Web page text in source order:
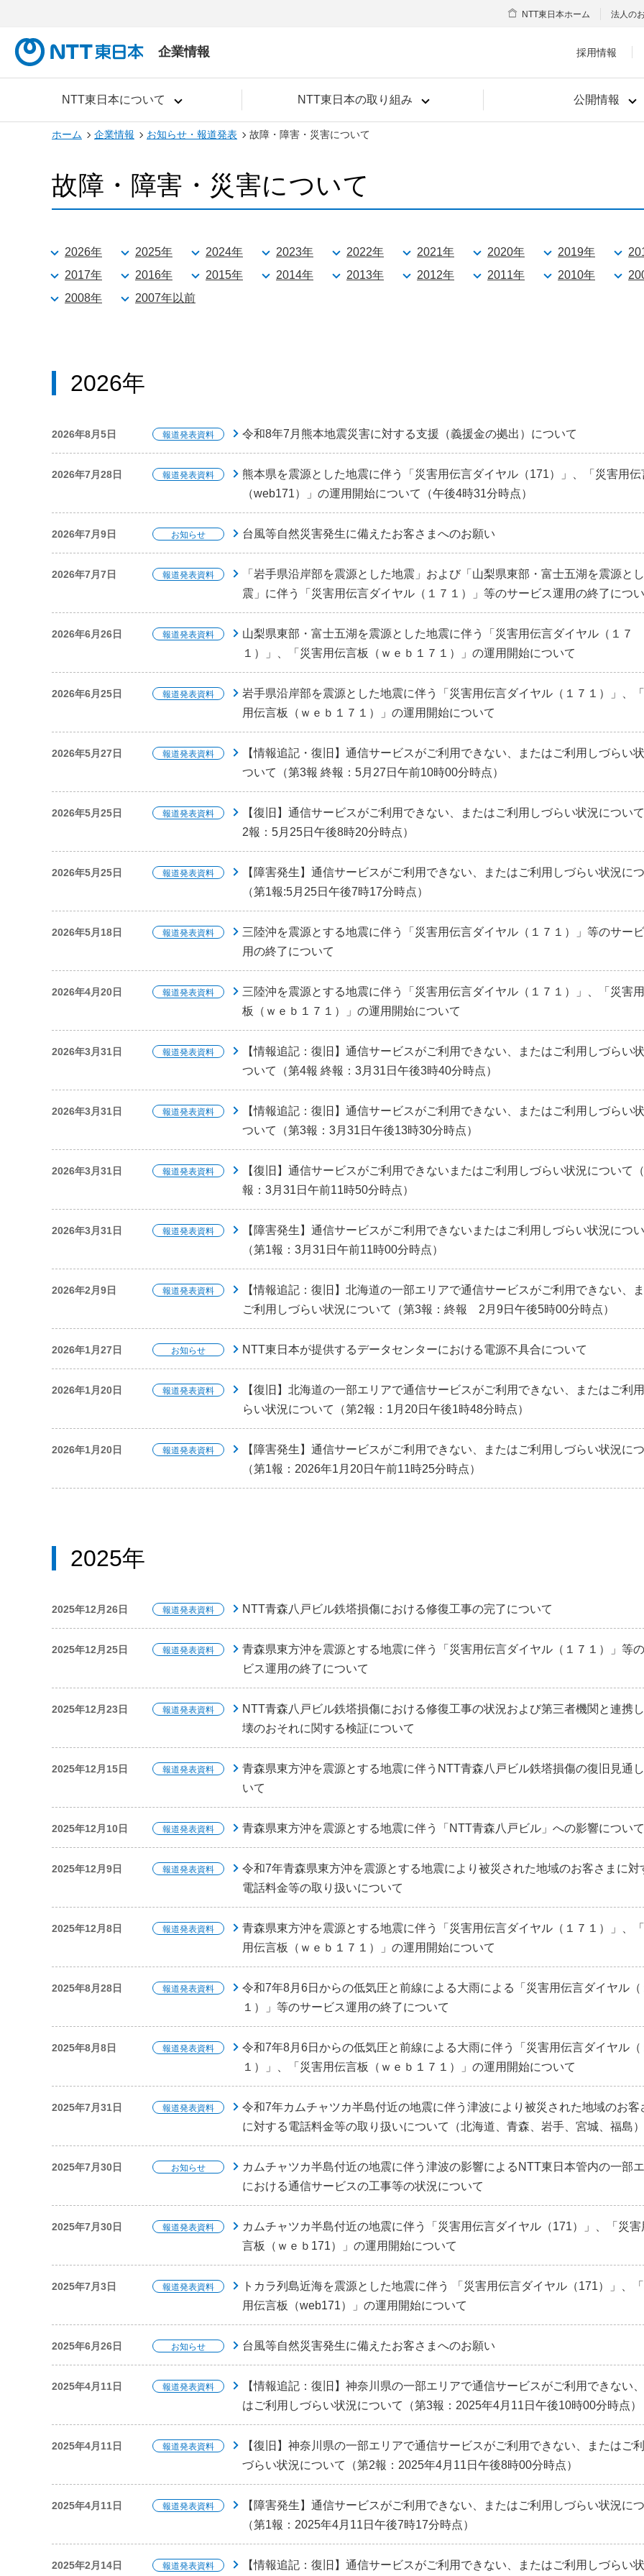
企業情報
NTT東日本について NTT東日本の取り組み 公開情報
NTT東日本ホーム 法人の
採用情報
ホーム 企業情報 お知らせ・報道発表 故障・障害・災害について
故障・障害・災害について
2026年 2025年 2024年 2023年 2022年 2021年 2020年 2019年
2017年
2016年 2015年 2014年 2013年 2012年 2011年 2010年
2008年
2007年以前
2026年
2026年8月5日 報道発表資料 令和8年7月熊本地震災害に対する支援（義援金の拠出）について
2026年7月28日 報道発表資料
熊本県を震源とした地震に伴う「災害用伝言ダイヤル（171）」、「災害用伝
（web171）」の運用開始について（午後4時31分時点）
2026年7月9日 お知らせ 台風等自然災害発生に備えたお客さまへのお願い
2026年7月7日 報道発表資料
「岩手県沿岸部を震源とした地震」および「山梨県東部・富士五湖を震源と
震」に伴う「災害用伝言ダイヤル（１７１）」等のサービス運用の終了につ
2026年6月26日 報道発表資料
山梨県東部・富士五湖を震源とした地震に伴う「災害用伝言ダイヤル（１７
１）」、「災害用伝言板（ｗｅｂ１７１）」の運用開始について
2026年6月25日 報道発表資料
岩手県沿岸部を震源とした地震に伴う「災害用伝言ダイヤル（１７１）」、
用伝言板（ｗｅｂ１７１）」の運用開始について
2026年5月27日 報道発表資料
【情報追記・復旧】通信サービスがご利用できない、またはご利用しづらい
ついて（第3報 終報：5月27日午前10時00分時点）
2026年5月25日 報道発表資料
【復旧】通信サービスがご利用できない、またはご利用しづらい状況につい
2報：5月25日午後8時20分時点）
2026年5月25日 報道発表資料
【障害発生】通信サービスがご利用できない、またはご利用しづらい状況に
（第1報:5月25日午後7時17分時点）
2026年5月18日 報道発表資料
三陸沖を震源とする地震に伴う「災害用伝言ダイヤル（１７１）」等のサー
用の終了について
2026年4月20日 報道発表資料
三陸沖を震源とする地震に伴う「災害用伝言ダイヤル（１７１）」、「災害
板（ｗｅｂ１７１）」の運用開始について
2026年3月31日 報道発表資料
【情報追記：復旧】通信サービスがご利用できない、またはご利用しづらい
ついて（第4報 終報：3月31日午後3時40分時点）
2026年3月31日 報道発表資料
【情報追記：復旧】通信サービスがご利用できない、またはご利用しづらい
ついて（第3報：3月31日午後13時30分時点）
2026年3月31日 報道発表資料
【復旧】通信サービスがご利用できないまたはご利用しづらい状況について
報：3月31日午前11時50分時点）
2026年3月31日 報道発表資料
【障害発生】通信サービスがご利用できないまたはご利用しづらい状況につ
（第1報：3月31日午前11時00分時点）
2026年2月9日 報道発表資料
【情報追記：復旧】北海道の一部エリアで通信サービスがご利用できない、
ご利用しづらい状況について（第3報：終報 2月9日午後5時00分時点）
2026年1月27日 お知らせ NTT東日本が提供するデータセンターにおける電源不具合について
2026年1月20日 報道発表資料
【復旧】北海道の一部エリアで通信サービスがご利用できない、またはご利
らい状況について（第2報：1月20日午後1時48分時点）
2026年1月20日 報道発表資料
【障害発生】通信サービスがご利用できない、またはご利用しづらい状況に
（第1報：2026年1月20日午前11時25分時点）
2025年
2025年12月26日 報道発表資料 NTT青森八戸ビル鉄塔損傷における修復工事の完了について
2025年12月25日 報道発表資料
青森県東方沖を震源とする地震に伴う「災害用伝言ダイヤル（１７１）」等
ビス運用の終了について
2025年12月23日 報道発表資料
NTT青森八戸ビル鉄塔損傷における修復工事の状況および第三者機関と連携
壊のおそれに関する検証について
2025年12月15日 報道発表資料
青森県東方沖を震源とする地震に伴うNTT青森八戸ビル鉄塔損傷の復旧見通
いて
2025年12月10日 報道発表資料 青森県東方沖を震源とする地震に伴う「NTT青森八戸ビル」への影響について
2025年12月9日 報道発表資料
令和7年青森県東方沖を震源とする地震により被災された地域のお客さまに対
電話料金等の取り扱いについて
2025年12月8日 報道発表資料
青森県東方沖を震源とする地震に伴う「災害用伝言ダイヤル（１７１）」、
用伝言板（ｗｅｂ１７１）」の運用開始について
2025年8月28日 報道発表資料
令和7年8月6日からの低気圧と前線による大雨による「災害用伝言ダイヤル（
１）」等のサービス運用の終了について
2025年8月8日 報道発表資料
令和7年8月6日からの低気圧と前線による大雨に伴う「災害用伝言ダイヤル（
１）」、「災害用伝言板（ｗｅｂ１７１）」の運用開始について
2025年7月31日 報道発表資料
令和7年カムチャツカ半島付近の地震に伴う津波により被災された地域のお客
に対する電話料金等の取り扱いについて（北海道、青森、岩手、宮城、福島）
2025年7月30日 お知らせ
カムチャツカ半島付近の地震に伴う津波の影響によるNTT東日本管内の一部
における通信サービスの工事等の状況について
2025年7月30日 報道発表資料
カムチャツカ半島付近の地震に伴う「災害用伝言ダイヤル（171）」、「災害
言板（ｗｅｂ171）」の運用開始について
2025年7月3日 報道発表資料
トカラ列島近海を震源とした地震に伴う 「災害用伝言ダイヤル（171）」、
用伝言板（web171）」の運用開始について
2025年6月26日 お知らせ 台風等自然災害発生に備えたお客さまへのお願い
2025年4月11日 報道発表資料
【情報追記：復旧】神奈川県の一部エリアで通信サービスがご利用できない
はご利用しづらい状況について（第3報：2025年4月11日午後10時00分時点）
2025年4月11日 報道発表資料
【復旧】神奈川県の一部エリアで通信サービスがご利用できない、またはご
づらい状況について（第2報：2025年4月11日午後8時00分時点）
2025年4月11日 報道発表資料
【障害発生】通信サービスがご利用できない、またはご利用しづらい状況に
（第1報：2025年4月11日午後7時17分時点）
2025年2月14日 報道発表資料 【情報追記：復旧】通信サービスがご利用できない、またはご利用しづらい